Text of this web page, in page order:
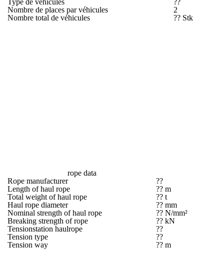
Type de véhicules
??
Nombre de places par véhicules
2
Nombre total de véhicules
?? Stk
rope data
Rope manufacturer
??
Length of haul rope
?? m
Total weight of haul rope
?? t
Haul rope diameter
?? mm
Nominal strength of haul rope
?? N/mm²
Breaking strength of rope
?? kN
Tensionstation haulrope
??
Tension type
??
Tension way
?? m